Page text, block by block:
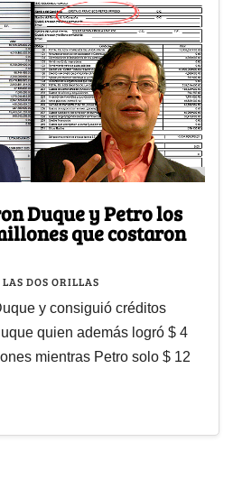
Duque y Petro los
que costaron
LAS DOS ORILLAS
y consiguió créditos
quien además logró $ 4
mientras Petro solo $ 12